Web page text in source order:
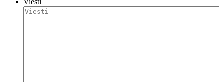
Viesti